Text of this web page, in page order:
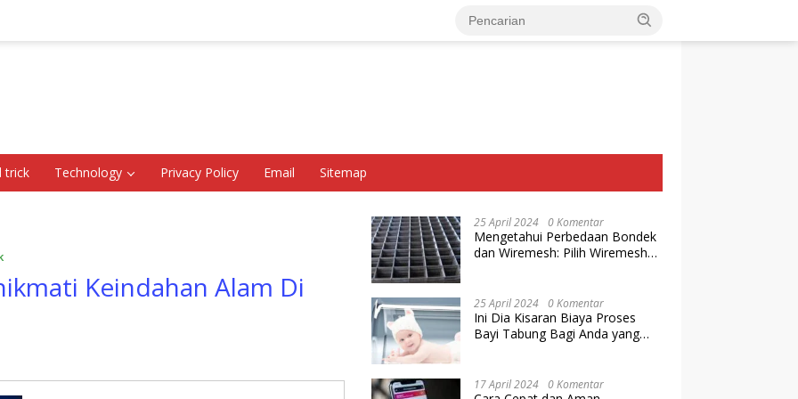
trick Technology Privacy Policy Email Sitemap
Keindahan Alam Di
25 April 2024 0 Komentar
Mengetahui Perbedaan Bondek
dan Wiremesh: Pilih Wiremesh
25 April 2024 0 Komentar
Ini Dia Kisaran Biaya Proses
Bayi Tabung Bagi Anda yang
17 April 2024 0 Komentar